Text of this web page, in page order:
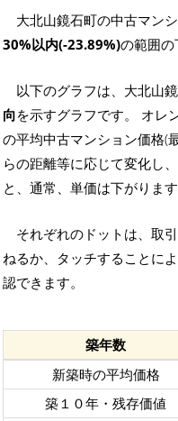
大北山鏡石町の中古マンシ
30%以内(-23.89%)の範囲の
以下のグラフは、大北山
向を示すグラフです。 オレ
の平均中古マンション価格(
らの距離等に応じて変化し
と、通常、単価は下がります
それぞれのドットは、取
ねるか、タッチすることに
認できます。
築年数
新築時の平均価格
築１０年・残存価値